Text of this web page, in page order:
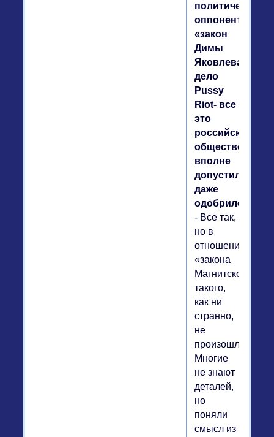
политических
оппонентов,
«закон
Димы
Яковлева»,
дело
Pussy
Riot- все
это
российское
общество
вполне
допустило,
даже
одобрило…
- Все так,
но в
отношении
«закона
Магнитского»
такого,
как ни
странно,
не
произошло.
Многие
не знают
деталей,
но
поняли
смысл из